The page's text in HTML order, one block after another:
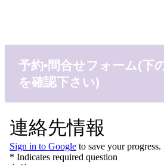
予約•問合せフォーム(下
を確認下さい)